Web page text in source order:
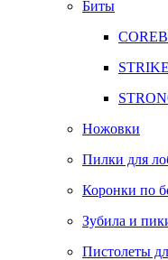
Биты
STRIKE
Ножовки
Пилки для
Коронки по
Зубила и
Пистолеты